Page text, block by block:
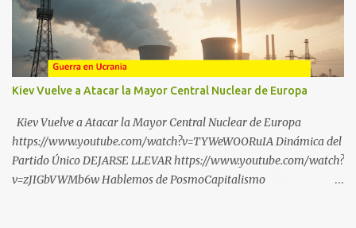
Kiev Vuelve a Atacar la Mayor Central Nuclear de Europa
Kiev Vuelve a Atacar la Mayor Central Nuclear de Europa
https://www.youtube.com/watch?v=TYWeWOORuIA Dinámica del
Partido Único DEJARSE LLEVAR https://www.youtube.com/watch?
v=zJIGbVWMb6w Hablemos de PosmoCapitalismo